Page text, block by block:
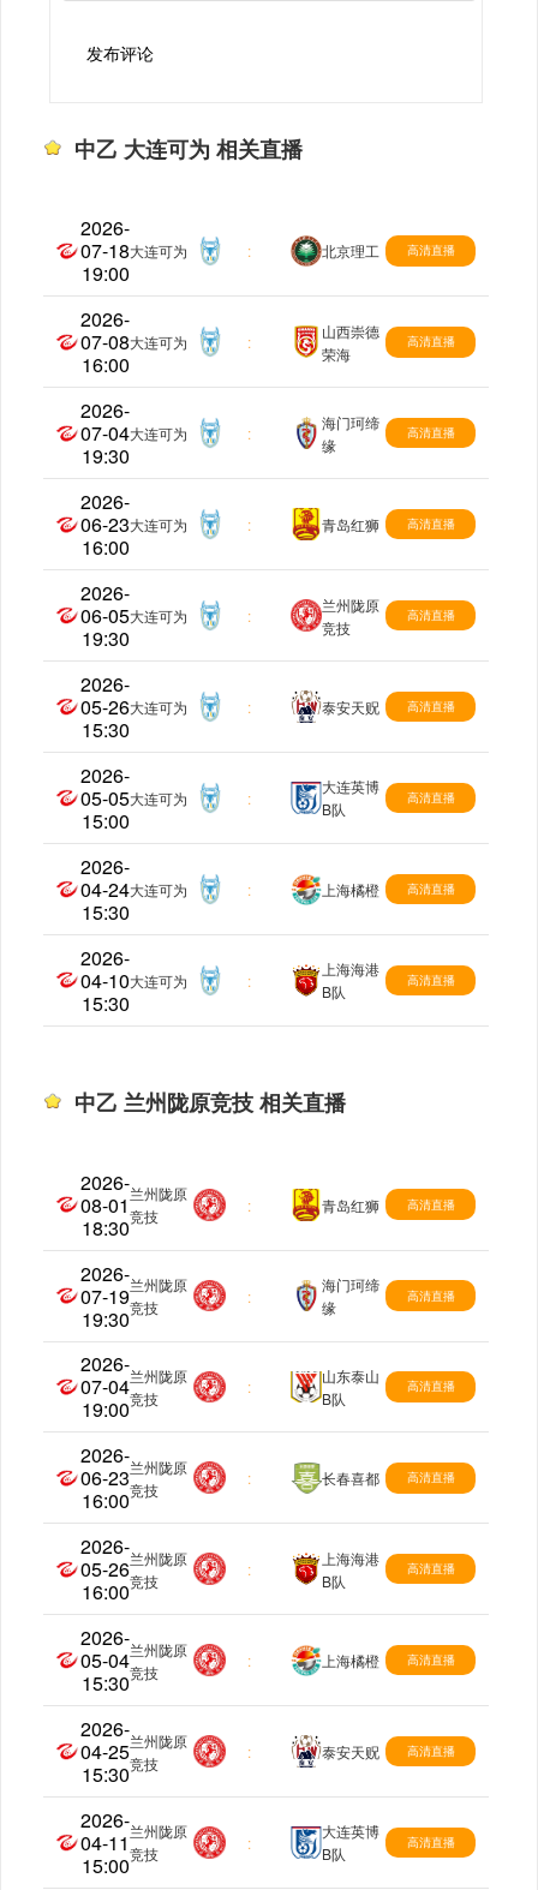
发布评论
中乙 大连可为 相关直播
2026-
07-18
19:00
中乙
大连可为 : 北京理工 高清直播
2026-
07-08
16:00
中乙
大连可为 :
山西崇德
荣海
高清直播
2026-
07-04
19:30
中乙
大连可为 :
海门珂缔
缘
高清直播
2026-
06-23
16:00
中乙
大连可为 : 青岛红狮 高清直播
2026-
06-05
19:30
中乙
大连可为 :
兰州陇原
竞技
高清直播
2026-
05-26
15:30
中乙
大连可为 : 泰安天贶 高清直播
2026-
05-05
15:00
中乙
大连可为 :
大连英博
B队
高清直播
2026-
04-24
15:30
中乙
大连可为 : 上海橘橙 高清直播
2026-
04-10
15:30
中乙
大连可为 :
上海海港
B队
高清直播
中乙 兰州陇原竞技 相关直播
2026-
08-01
18:30
中乙
兰州陇原
竞技
: 青岛红狮 高清直播
2026-
07-19
19:30
中乙
兰州陇原
竞技
:
海门珂缔
缘
高清直播
2026-
07-04
19:00
中乙
兰州陇原
竞技
:
山东泰山
B队
高清直播
2026-
06-23
16:00
中乙
兰州陇原
竞技
: 长春喜都 高清直播
2026-
05-26
16:00
中乙
兰州陇原
竞技
:
上海海港
B队
高清直播
2026-
05-04
15:30
中乙
兰州陇原
竞技
: 上海橘橙 高清直播
2026-
04-25
15:30
中乙
兰州陇原
竞技
: 泰安天贶 高清直播
2026-
04-11
15:00
中乙
兰州陇原
竞技
:
大连英博
B队
高清直播